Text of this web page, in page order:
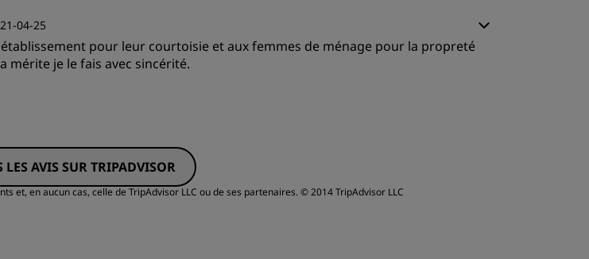
04-25
pour leur courtoisie et aux femmes de ménage pour la propreté
mérite je le fais avec sincérité.
LES AVIS SUR TRIPADVISOR
et, en aucun cas, celle de TripAdvisor LLC ou de ses partenaires. © 2014 TripAdvisor LLC